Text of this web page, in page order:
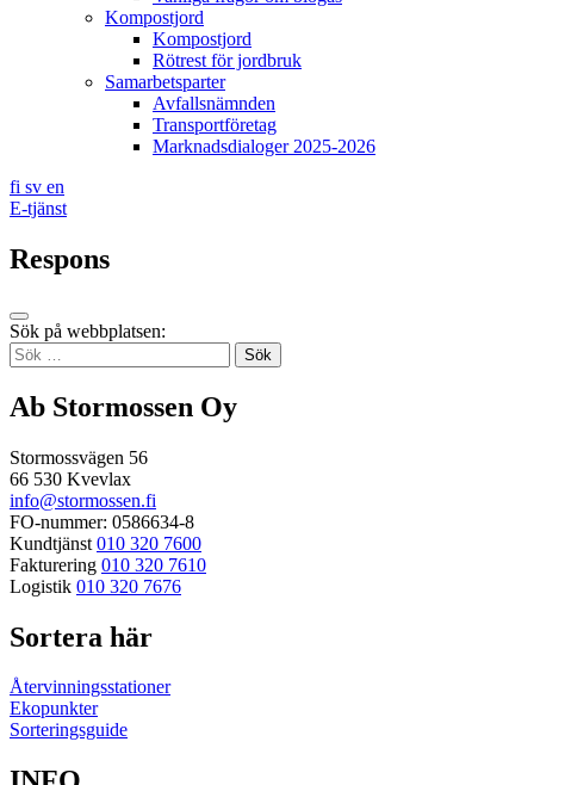
Kompostjord
Kompostjord
Rötrest för jordbruk
Samarbetsparter
Avfallsnämnden
Transportföretag
Marknadsdialoger 2025-2026
fi sv en
E-tjänst
Respons
Tillbaka
up
Sök på webbplatsen:
Sök
efter:
Ab Stormossen Oy
Stormossvägen 56
66 530 Kvevlax
info@stormossen.fi
FO-nummer: 0586634-8
Kundtjänst 010 320 7600
Fakturering 010 320 7610
Logistik 010 320 7676
Sortera här
Återvinningsstationer
Ekopunkter
Sorteringsguide